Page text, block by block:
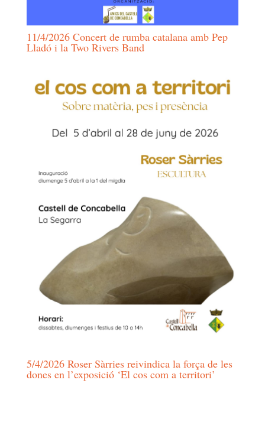
11/4/2026 Concert de rumba catalana amb Pep
Lladó i la Two Rivers Band
5/4/2026 Roser Sàrries reivindica la força de les
dones en l’exposició ‘El cos com a territori’